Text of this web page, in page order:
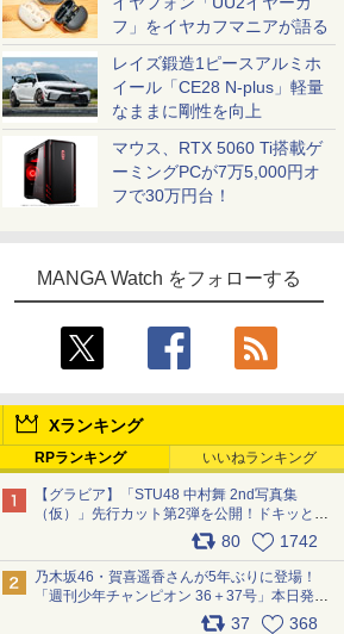
フ」をイヤカフマニアが語る
レイズ鍛造1ピースアルミホ
イール「CE28 N-plus」軽量
なままに剛性を向上
マウス、RTX 5060 Ti搭載ゲ
ーミングPCが7万5,000円オ
フで30万円台！
MANGA Watch をフォローする
Xランキング
RPランキング いいねランキング
【グラビア】「STU48 中村舞 2nd写真集
（仮）」先行カット第2弾を公開！ドキッとす
るランジェリーカットなど新たな挑戦
80 1742
乃木坂46・賀喜遥香さんが5年ぶりに登場！
「週刊少年チャンピオン 36＋37号」本日発
売 pic.x.com/2Mo85ZlRvK
37 368